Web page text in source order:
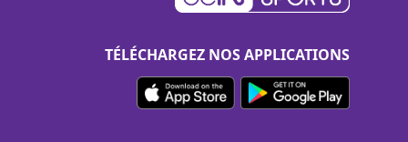
TÉLÉCHARGEZ NOS APPLICATIONS